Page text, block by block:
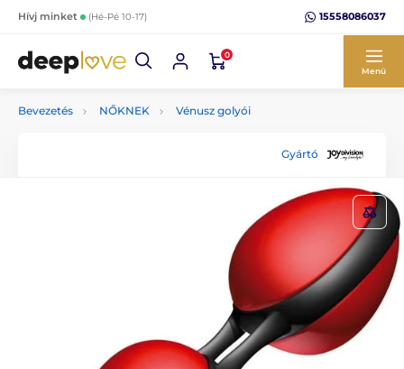
Hívj minket (Hé-Pé 10-17) 15558086037
0
Menü
Bevezetés NŐKNEK Vénusz golyói
Gyártó